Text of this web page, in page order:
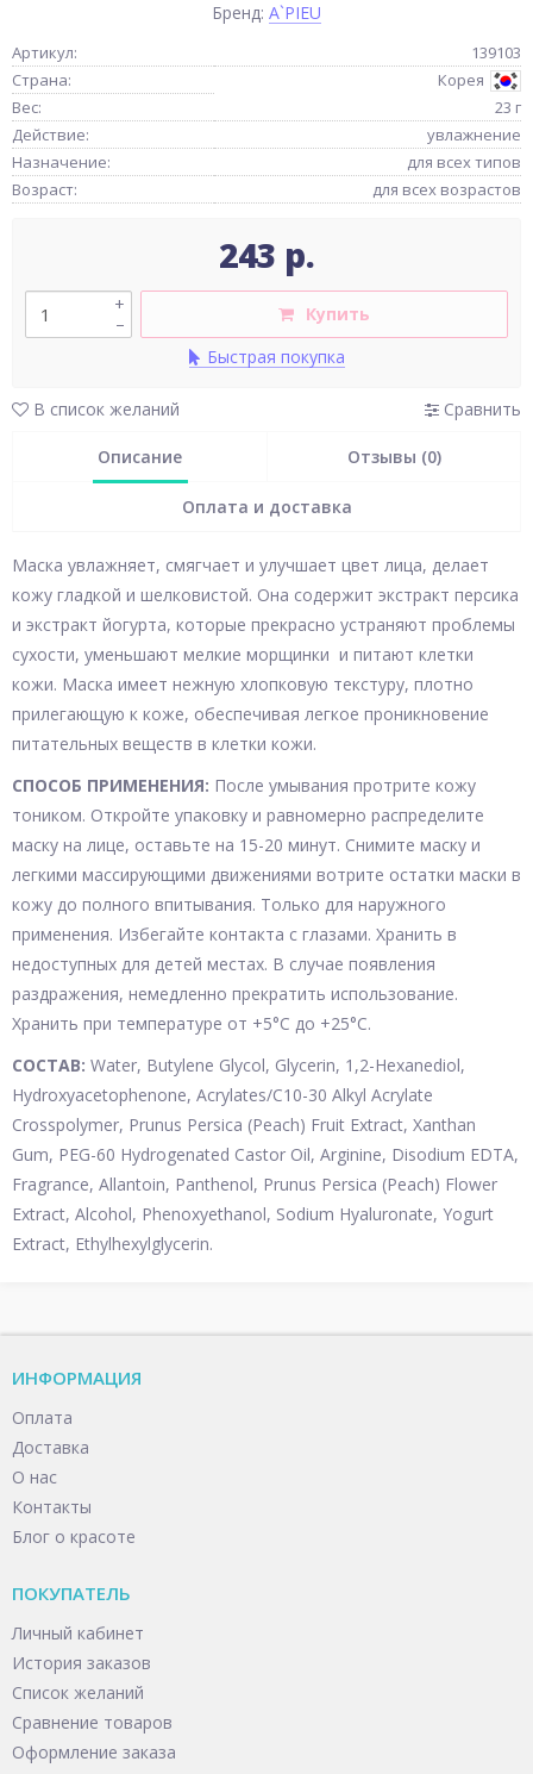
Бренд: A`PIEU
Артикул:
139103
Страна:
Корея
Вес:
23 г
Действие:
увлажнение
Назначение:
для всех типов
Возраст:
для всех возрастов
243 р.
–
+
Купить
Быстрая покупка
В список желаний Сравнить
Описание Отзывы (0)
Оплата и доставка
Маска увлажняет, смягчает и улучшает цвет лица, делает
кожу гладкой и шелковистой. Она содержит экстракт персика
и экстракт йогурта, которые прекрасно устраняют проблемы
сухости, уменьшают мелкие морщинки и питают клетки
кожи. Маска имеет нежную хлопковую текстуру, плотно
прилегающую к коже, обеспечивая легкое проникновение
питательных веществ в клетки кожи.
СПОСОБ ПРИМЕНЕНИЯ: После умывания протрите кожу
тоником. Откройте упаковку и равномерно распределите
маску на лице, оставьте на 15-20 минут. Снимите маску и
легкими массирующими движениями вотрите остатки маски в
кожу до полного впитывания. Только для наружного
применения. Избегайте контакта с глазами. Хранить в
недоступных для детей местах. В случае появления
раздражения, немедленно прекратить использование.
Хранить при температуре от +5°С до +25°С.
СОСТАВ: Water, Butylene Glycol, Glycerin, 1,2-Hexanediol,
Hydroxyacetophenone, Acrylates/C10-30 Alkyl Acrylate
Crosspolymer, Prunus Persica (Peach) Fruit Extract, Xanthan
Gum, PEG-60 Hydrogenated Castor Oil, Arginine, Disodium EDTA,
Fragrance, Allantoin, Panthenol, Prunus Persica (Peach) Flower
Extract, Alcohol, Phenoxyethanol, Sodium Hyaluronate, Yogurt
Extract, Ethylhexylglycerin.
ИНФОРМАЦИЯ
Оплата
Доставка
О нас
Контакты
Блог о красоте
ПОКУПАТЕЛЬ
Личный кабинет
История заказов
Список желаний
Сравнение товаров
Оформление заказа